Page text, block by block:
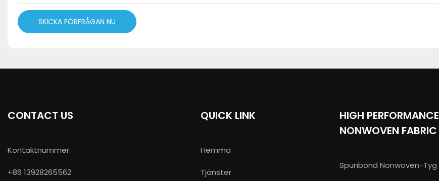
SKICKA FÖRFRÅGAN NU
CONTACT US
Kontaktnummer:
+86 13928265562
QUICK LINK
Hemma
Tjänster
HIGH PERFORMANCE
NONWOVEN FABRIC
Spunbond Nonwoven-Tyg